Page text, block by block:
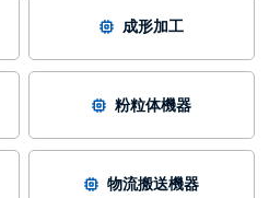
成形加工
粉粒体機器
物流搬送機器